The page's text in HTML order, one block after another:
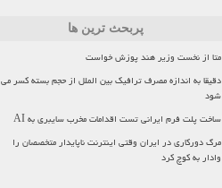
پربحث ترین ها
متا از نخست وزیر هند پوزش خواست
دقیقا به اندازه مصرف ترافیک بین الملل از حجم بسته کسر می
شود
ساخت پلت فرم ایرانی تست اقدامات مخرب سایبری به AI
مرگ دورکاری در ایران وقتی اینترنت ناپایدار متخصصان را
وادار به کوچ کرد